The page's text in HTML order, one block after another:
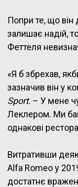
Попри те, що він
залишає надій,
Феттеля
«Я б збрехав,
зазначив він у
Sport. – У мене
Леклером. Ми
однакові
Витративши
Alfa Romeo у
достатнє